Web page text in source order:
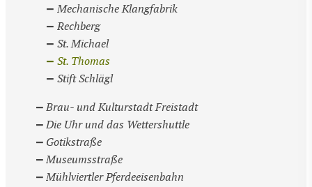
Mechanische Klangfabrik
Rechberg
St. Michael
St. Thomas
Stift Schlägl
Brau- und Kulturstadt Freistadt
Die Uhr und das Wettershuttle
Gotikstraße
Museumsstraße
Mühlviertler Pferdeeisenbahn